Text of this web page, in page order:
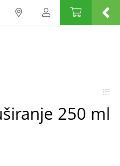
250 ml